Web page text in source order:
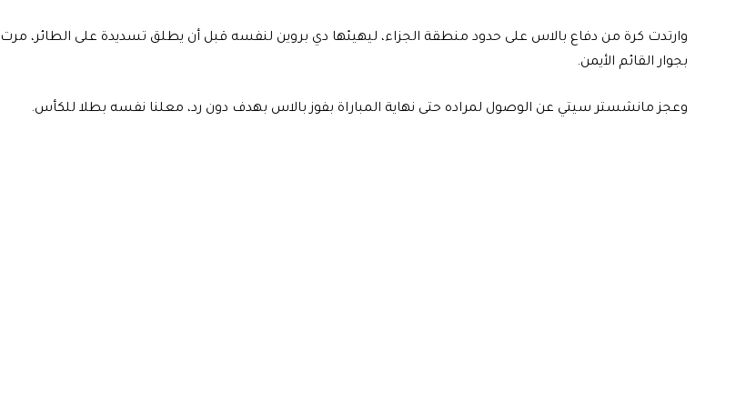
وارتدت كرة من دفاع بالاس على حدود منطقة الجزاء، ليهيئها دي بروين لنفسه قبل أن يطلق تسديدة على الطائر، مرت
بجوار القائم الأيمن.
وعجز مانشستر سيتي عن الوصول لمراده حتى نهاية المباراة بفوز بالاس بهدف دون رد، معلنا نفسه بطلا للكأس.